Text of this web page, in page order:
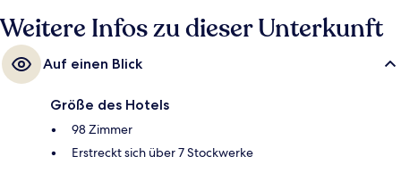
Weitere Infos zu dieser Unterkunft
Auf einen Blick
Größe des Hotels
98 Zimmer
Erstreckt sich über 7 Stockwerke